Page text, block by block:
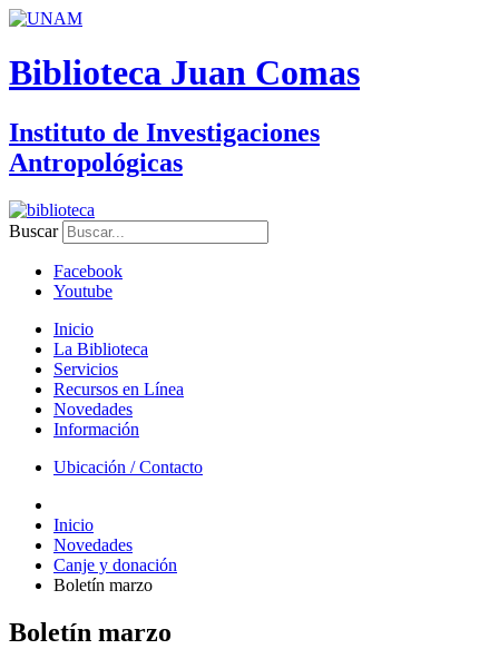
Biblioteca Juan Comas
Instituto de Investigaciones
Antropológicas
Buscar
Facebook
Youtube
Inicio
La Biblioteca
Servicios
Recursos en Línea
Novedades
Información
Ubicación / Contacto
Inicio
Novedades
Canje y donación
Boletín marzo
Boletín marzo